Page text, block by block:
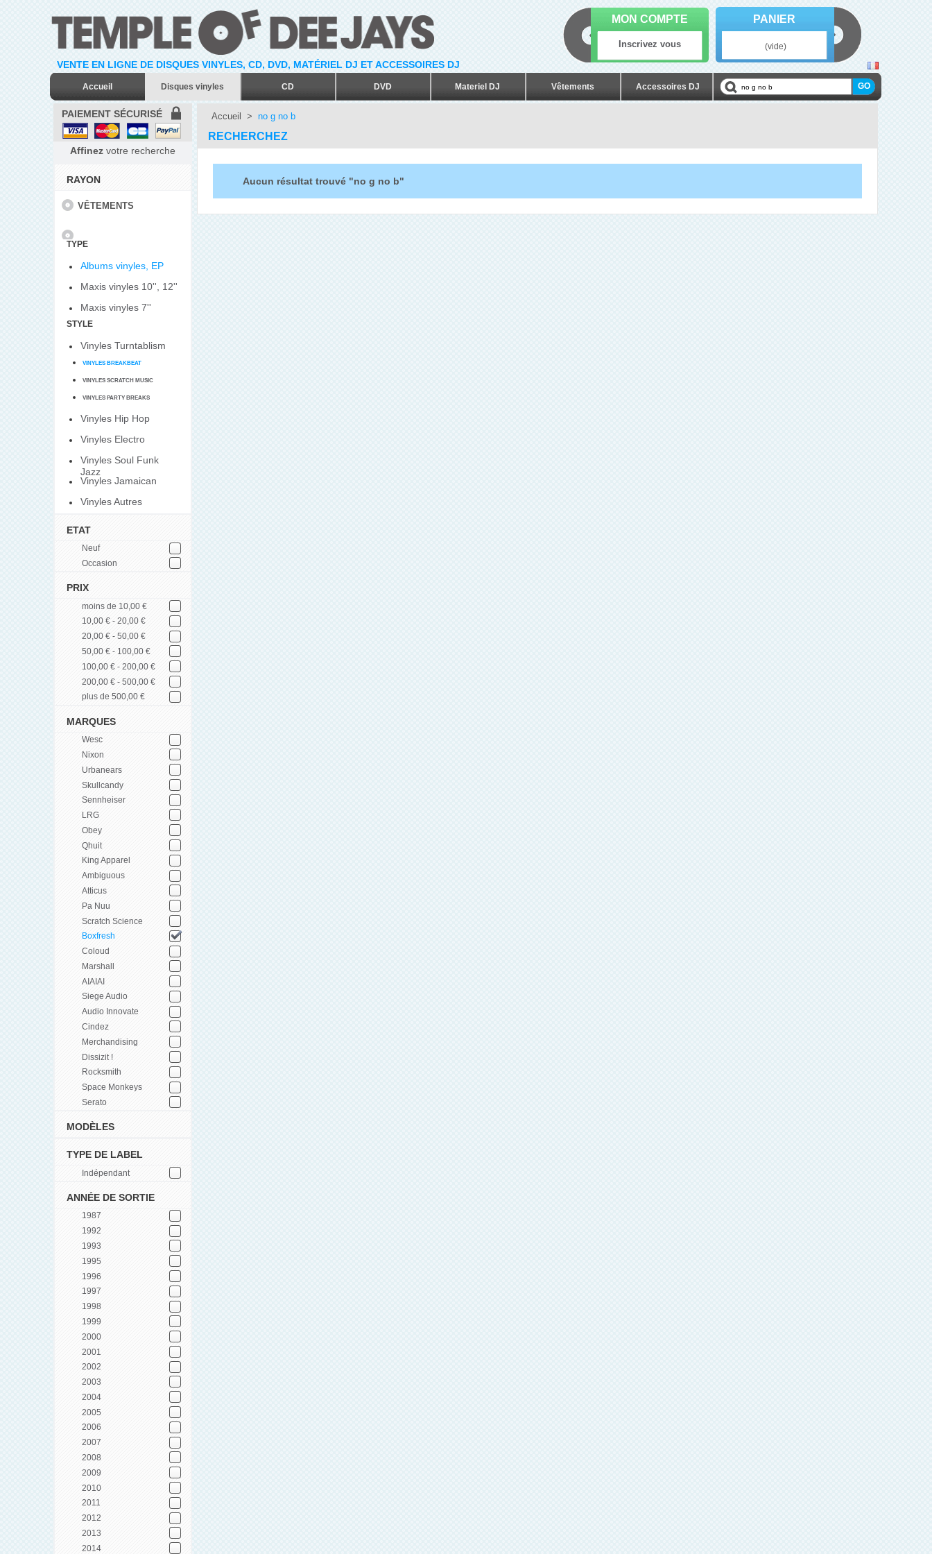
VENTE EN LIGNE DE DISQUES VINYLES, CD, DVD, MATÉRIEL DJ ET ACCESSOIRES DJ
Accueil Disques vinyles CD DVD Materiel DJ Vêtements Accessoires DJ
MON COMPTE
Inscrivez vous
PANIER
(vide)
PAIEMENT SÉCURISÉ
Affinez votre recherche
RAYON
VÊTEMENTS
TYPE
Albums vinyles, EP
Maxis vinyles 10'', 12''
Maxis vinyles 7''
STYLE
Vinyles Turntablism
VINYLES BREAKBEAT
VINYLES SCRATCH MUSIC
VINYLES PARTY BREAKS
Vinyles Hip Hop
Vinyles Electro
Vinyles Soul Funk
Jazz
Vinyles Jamaican
Vinyles Autres
ETAT
Neuf
Occasion
PRIX
moins de 10,00 €
10,00 € - 20,00 €
20,00 € - 50,00 €
50,00 € - 100,00 €
100,00 € - 200,00 €
200,00 € - 500,00 €
plus de 500,00 €
MARQUES
Wesc
Nixon
Urbanears
Skullcandy
Sennheiser
LRG
Obey
Qhuit
King Apparel
Ambiguous
Atticus
Pa Nuu
Scratch Science
Boxfresh
Coloud
Marshall
AIAIAI
Siege Audio
Audio Innovate
Cindez
Merchandising
Dissizit !
Rocksmith
Space Monkeys
Serato
MODÈLES
TYPE DE LABEL
Indépendant
ANNÉE DE SORTIE
1987
1992
1993
1995
1996
1997
1998
1999
2000
2001
2002
2003
2004
2005
2006
2007
2008
2009
2010
2011
2012
2013
2014
Accueil > no g no b
RECHERCHEZ
Aucun résultat trouvé "no g no b"